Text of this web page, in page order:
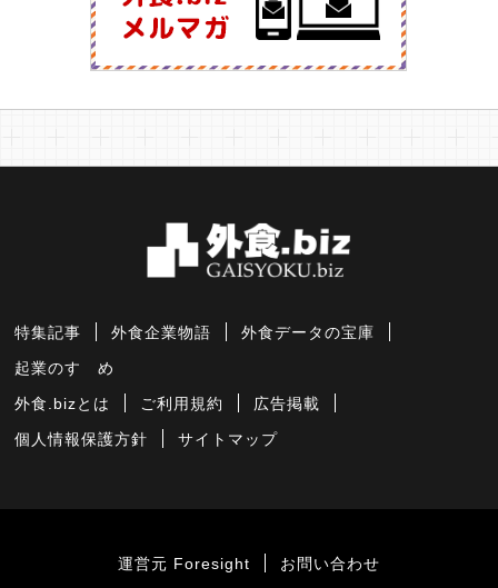
特集記事 外食企業物語 外食データの宝庫
起業のすゝめ
外食.bizとは ご利用規約 広告掲載
個人情報保護方針 サイトマップ
運営元 Foresight お問い合わせ